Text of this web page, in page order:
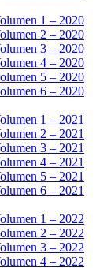
1 – 2020
2 – 2020
3 – 2020
4 – 2020
5 – 2020
6 – 2020
1 – 2021
2 – 2021
3 – 2021
4 – 2021
5 – 2021
6 – 2021
1 – 2022
2 – 2022
3 – 2022
4 – 2022